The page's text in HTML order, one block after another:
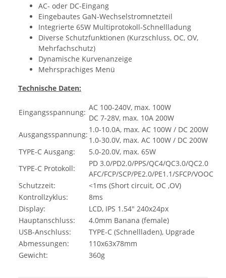
AC- oder DC-Eingang
Eingebautes GaN-Wechselstromnetzteil
Integrierte 65W Multiprotokoll-Schnellladung
Diverse Schutzfunktionen (Kurzschluss, OC, OV,
Mehrfachschutz)
Dynamische Kurvenanzeige
Mehrsprachiges Menü
Technische Daten:
Eingangsspannung:
AC 100-240V, max. 100W
DC 7-28V, max. 10A 200W
Ausgangsspannung:
1.0-10.0A, max. AC 100W / DC 200W
1.0-30.0V, max. AC 100W / DC 200W
TYPE-C Ausgang:
5.0-20.0V, max. 65W
TYPE-C Protokoll:
PD 3.0/PD2.0/PPS/QC4/QC3.0/QC2.0
AFC/FCP/SCP/PE2.0/PE1.1/SFCP/VOOC
Schutzzeit:
<1ms (Short circuit, OC ,OV)
Kontrollzyklus:
8ms
Display:
LCD, IPS 1.54" 240x24px
Hauptanschluss:
4.0mm Banana (female)
USB-Anschluss:
TYPE-C (Schnellladen), Upgrade
Abmessungen:
110x63x78mm
Gewicht:
360g